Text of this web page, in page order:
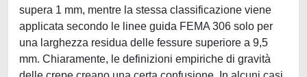
supera 1 mm, mentre la stessa classificazione viene
applicata secondo le linee guida FEMA 306 solo per
una larghezza residua delle fessure superiore a 9,5
mm. Chiaramente, le definizioni empiriche di gravità